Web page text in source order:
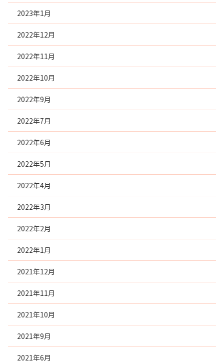
2023年1月
2022年12月
2022年11月
2022年10月
2022年9月
2022年7月
2022年6月
2022年5月
2022年4月
2022年3月
2022年2月
2022年1月
2021年12月
2021年11月
2021年10月
2021年9月
2021年6月